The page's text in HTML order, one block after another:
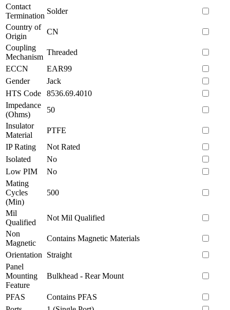
Contact
Termination
Solder
Country of
Origin
CN
Coupling
Mechanism
Threaded
ECCN
EAR99
Gender
Jack
HTS Code
8536.69.4010
Impedance
(Ohms)
50
Insulator
Material
PTFE
IP Rating
Not Rated
Isolated
No
Low PIM
No
Mating
Cycles
(Min)
500
Mil
Qualified
Not Mil Qualified
Non
Magnetic
Contains Magnetic Materials
Orientation
Straight
Panel
Mounting
Feature
Bulkhead - Rear Mount
PFAS
Contains PFAS